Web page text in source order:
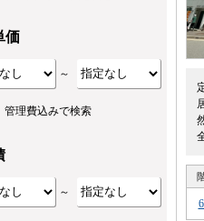
価
～
管理費込みで検索
～